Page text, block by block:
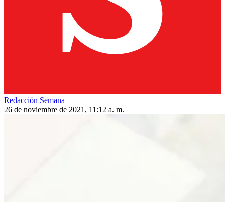
Redacción Semana
26 de noviembre de 2021, 11:12 a. m.